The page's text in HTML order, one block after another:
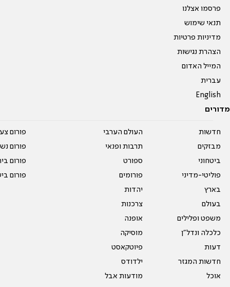
פרסמו אצלנו
תנאי שימוש
מדיניות פרטיות
הצהרת נגישות
המייל האדום
עברית
English
מדורים
חדשות
מבזקים
ביטחוני
פוליטי-מדיני
בארץ
בעולם
משפט ופלילים
כלכלה ונדל"ן
דעות
חדשות המגזר
אוכל
העולם הערבי
תרבות ופנאי
ספורט
פורומים
יהדות
צרכנות
אופנה
מוסיקה
פיוטקאסט
ילדודס
מודעות אבל
פורום
פורום
פורום
פורום